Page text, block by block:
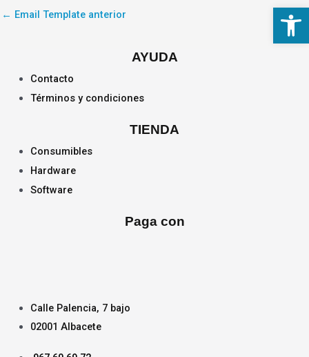
← Email Template anterior
AYUDA
Contacto
Términos y condiciones
TIENDA
Consumibles
Hardware
Software
Paga con
Calle Palencia, 7 bajo
02001 Albacete
Abrir